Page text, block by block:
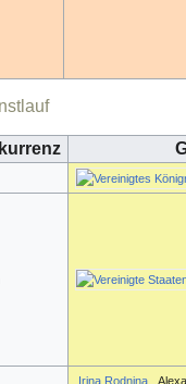
Irina Rodnina